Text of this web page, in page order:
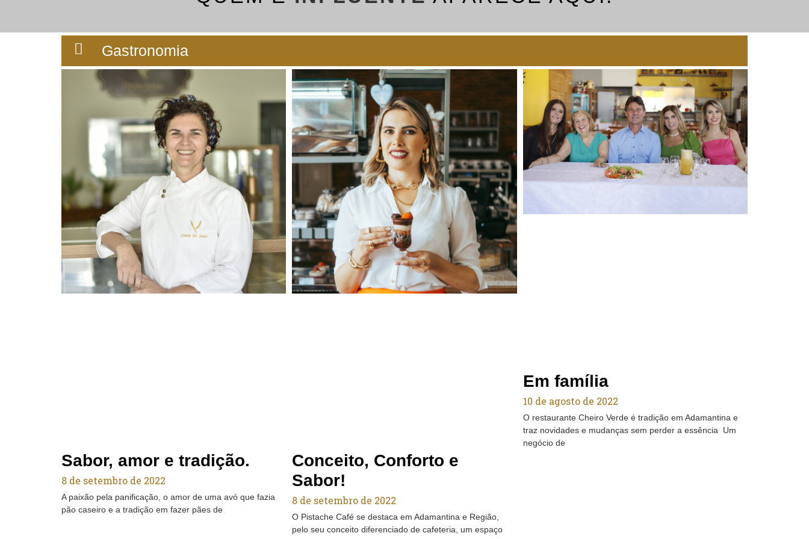
Gastronomia
Sabor, amor e tradição.
8 de setembro de 2022
A paixão pela panificação, o amor de uma avó que fazia
pão caseiro e a tradição em fazer pães de
Conceito, Conforto e
Sabor!
8 de setembro de 2022
O Pistache Café se destaca em Adamantina e Região,
pelo seu conceito diferenciado de cafeteria, um espaço
Em família
10 de agosto de 2022
O restaurante Cheiro Verde é tradição em Adamantina e
traz novidades e mudanças sem perder a essência Um
negócio de